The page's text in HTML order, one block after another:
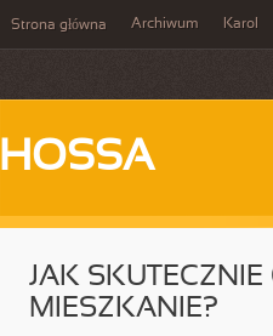
Strona główna Archiwum Karol
HOSSA
JAK SKUTECZNIE
MIESZKANIE?